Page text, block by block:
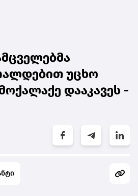
უცხო
დააკავეს -